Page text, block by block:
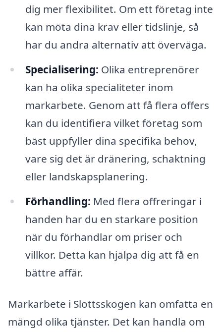
dig mer flexibilitet. Om ett företag inte
kan möta dina krav eller tidslinje, så
har du andra alternativ att överväga.
Specialisering: Olika entreprenörer
kan ha olika specialiteter inom
markarbete. Genom att få flera offers
kan du identifiera vilket företag som
bäst uppfyller dina specifika behov,
vare sig det är dränering, schaktning
eller landskapsplanering.
Förhandling: Med flera offreringar i
handen har du en starkare position
när du förhandlar om priser och
villkor. Detta kan hjälpa dig att få en
bättre affär.
Markarbete i Slottsskogen kan omfatta en
mängd olika tjänster. Det kan handla om